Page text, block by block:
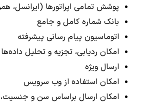
پوشش تمامی اپراتورها (ایرانسل،
بانک شماره کامل و جامع
اتوماسیون پیام رسانی پیشرفته
امکان ردیابی، تجزیه و تحلیل داده‌ها
ارسال ویژه
امکان استفاده از وب سرویس
امکان ارسال براساس سن و